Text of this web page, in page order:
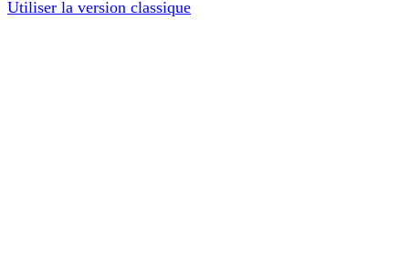
Utiliser la version classique